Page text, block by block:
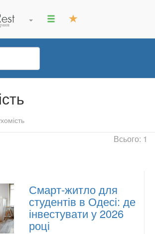
Всього: 1
Смарт-житло для
студентів в Одесі: де
інвестувати у 2026
році